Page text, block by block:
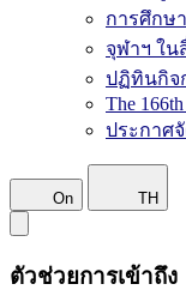
การศึกษ
จุฬาฯ ใน
ปฏิทินกิจ
The
ประกาศ
On TH
ตัวช่วยการเข้าถึง